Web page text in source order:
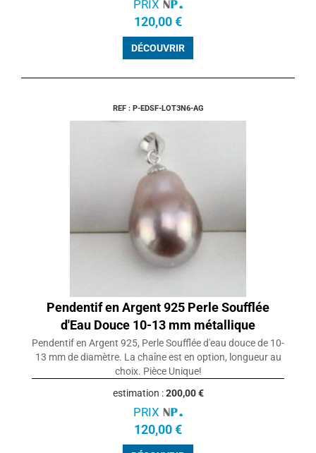
PRIX
120,00 €
DÉCOUVRIR
REF : P-EDSF-LOT3N6-AG
Pendentif en Argent 925 Perle Soufflée
d'Eau Douce 10-13 mm métallique
Pendentif en Argent 925, Perle Soufflée d'eau douce de 10-
13 mm de diamètre. La chaîne est en option, longueur au
choix. Pièce Unique!
estimation :200,00 €
PRIX
120,00 €